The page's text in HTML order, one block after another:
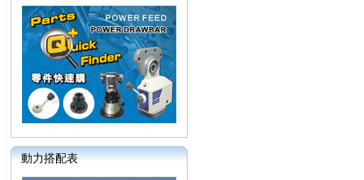
動力搭配表